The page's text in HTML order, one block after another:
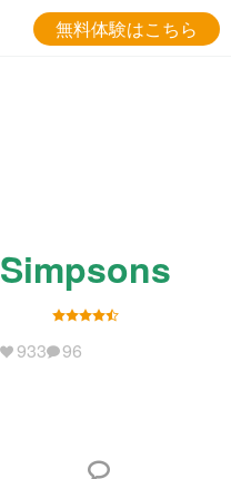
無料体験はこちら
Simpsons
933 96